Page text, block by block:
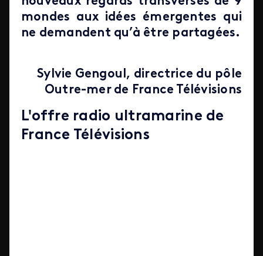
mondes aux idées émergentes qui
ne demandent qu’à être partagées.
Sylvie Gengoul, directrice du pôle
Outre-mer de France Télévisions
Iframe
L'offre radio ultramarine de
France Télévisions